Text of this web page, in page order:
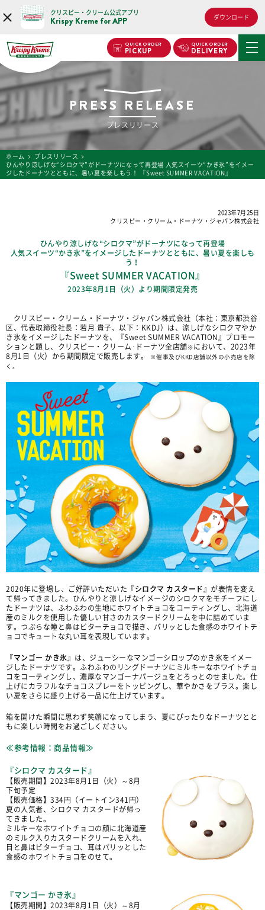
クリスピー・クリーム公式アプリ
Krispy Kreme for APP ダウンロード
QUICK ORDER
PICKUP
QUICK ORDER
DELIVERY
PRESS RELEASE
プレスリリース
ホーム
プレスリリース
ひんやり涼しげな“シロクマ”がドーナツになって再登場 人気スイーツ“かき氷”をイメー
ジしたドーナツとともに、暑い夏を楽しもう！ 『Sweet SUMMER VACATION』
2023年7月25日
クリスピー・クリーム・ドーナツ・ジャパン株式会社
ひんやり涼しげな“シロクマ”がドーナツになって再登場
人気スイーツ“かき氷”をイメージしたドーナツとともに、暑い夏を楽しも
う！
『Sweet SUMMER VACATION』
2023年8月1日（火）より期間限定発売
クリスピー・クリーム・ドーナツ・ジャパン株式会社（本社：東京都渋谷
区、代表取締役社長：若月 貴子、以下：KKDJ）は、涼しげなシロクマやか
き氷をイメージしたドーナツを、『Sweet SUMMER VACATION』プロモー
ションと題し、クリスピー・クリーム･ドーナツ全店舗 ※ において、2023年
8月1日（火）から期間限定で販売します。
※催事及びKKD店舗以外の小売店を除
く。
2020年に登場し、ご好評いただいた 『シロクマ カスタード』 が表情を変え
て帰ってきました。ひんやりと涼しげなイメージのシロクマをモチーフにし
たドーナツは、ふわふわの生地にホワイトチョコをコーティングし、北海道
産のミルクを使用した優しい甘さのカスタードクリームを中に詰めていま
す。つぶらな瞳と鼻はビターチョコで描き、パリッとした食感のホワイトチ
ョコでキュートな丸い耳を表現しています。
『マンゴー かき氷』 は、ジューシーなマンゴーシロップのかき氷をイメー
ジしたドーナツです。ふわふわのリングドーナツにミルキーなホワイトチョ
コをコーティングし、濃厚なマンゴーナパージュをとろっとのせました。仕
上げにカラフルなチョコスプレーをトッピングし、華やかさをプラス。楽し
い夏をさらに盛り上げる一品に仕上げています。
箱を開けた瞬間に思わず笑顔になってしまう、夏にぴったりなドーナツとと
もに楽しい時間をお過ごしください。
≪参考情報：商品情報≫
『シロクマ カスタード』
【販売期間】2023年8月1日（火）～8月
下旬予定
【販売価格】334円（イートイン341円）
夏の人気者、シロクマ カスタードが帰っ
てきました。
ミルキーなホワイトチョコの顔に北海道産
のミルク入りカスタードクリームを入れ、
目と鼻はビターチョコ、耳はパリッとした
食感のホワイトチョコをのせて。
『マンゴー かき氷』
【販売期間】2023年8月1日（火）～8月